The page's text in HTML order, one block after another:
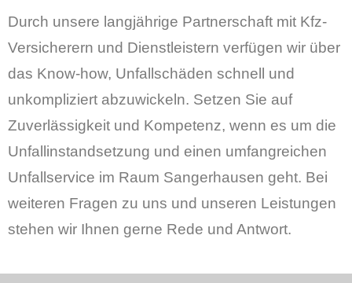
Durch unsere langjährige Partnerschaft mit Kfz-
Versicherern und Dienstleistern verfügen wir über
das Know-how, Unfallschäden schnell und
unkompliziert abzuwickeln. Setzen Sie auf
Zuverlässigkeit und Kompetenz, wenn es um die
Unfallinstandsetzung und einen umfangreichen
Unfallservice im Raum Sangerhausen geht. Bei
weiteren Fragen zu uns und unseren Leistungen
stehen wir Ihnen gerne Rede und Antwort.